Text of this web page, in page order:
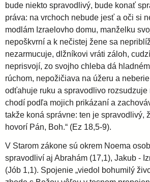
bude niekto spravodlivý, bude konať
práva: na vrchoch nebude jesť a oči si
modlám Izraelovho domu, manželku
nepoškvrní a k nečistej žene sa
nezarmucuje, dlžníkovi vráti záloh,
neprisvojí, zo svojho chleba dá
rúchom, nepožičiava na úžeru a
odťahuje ruku a spravodlivo rozsudzuje
chodí podľa mojich prikázaní a
takže koná správne: ten je spravodlivý,
hovorí Pán, Boh.“ (Ez 18,5-9).
V Starom zákone sú okrem Noema
spravodliví aj Abrahám (17,1), Jakub -
(Jób 1,1). Spojenie „viedol bohumilý